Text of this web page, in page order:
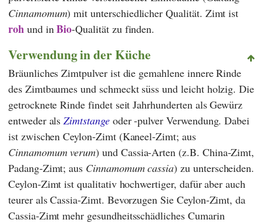
Cinnamomum) mit unterschiedlicher Qualität. Zimt ist
roh und inBio-Qualität zu finden.
Verwendung in der Küche
Bräunliches Zimtpulver ist die gemahlene innere Rinde
des Zimtbaumes und schmeckt süss und leicht holzig. Die
getrocknete Rinde findet seit Jahrhunderten als Gewürz
entweder alsZimtstangeoder -pulver Verwendung. Dabei
ist zwischen Ceylon-Zimt (Kaneel-Zimt; aus
Cinnamomum verum) und Cassia-Arten (z.B. China-Zimt,
Padang-Zimt; aus Cinnamomum cassia) zu unterscheiden.
Ceylon-Zimt ist qualitativ hochwertiger, dafür aber auch
teurer als Cassia-Zimt. Bevorzugen Sie Ceylon-Zimt, da
Cassia-Zimt mehr gesundheitsschädliches Cumarin